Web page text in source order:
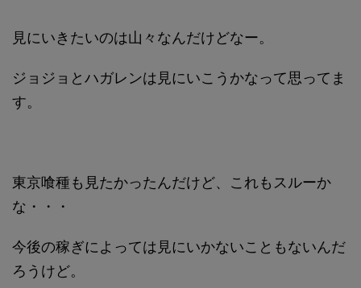
見にいきたいのは山々なんだけどなー。
ジョジョとハガレンは見にいこうかなって思ってま
す。
東京喰種も見たかったんだけど、これもスルーか
な・・・
今後の稼ぎによっては見にいかないこともないんだ
ろうけど。